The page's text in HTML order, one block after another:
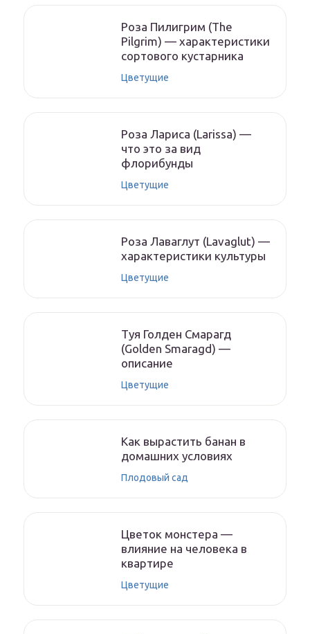
Роза Пилигрим (The
Pilgrim) — характеристики
сортового кустарника
Цветущие
Роза Лариса (Larissa) —
что это за вид
флорибунды
Цветущие
Роза Лаваглут (Lavaglut) —
характеристики культуры
Цветущие
Туя Голден Смарагд
(Golden Smaragd) —
описание
Цветущие
Как вырастить банан в
домашних условиях
Плодовый сад
Цветок монстера —
влияние на человека в
квартире
Цветущие